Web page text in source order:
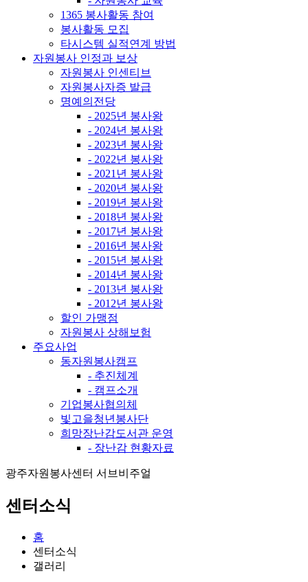
1365 봉사활동 참여
봉사활동 모집
타시스템 실적연계 방법
자원봉사 인정과 보상
자원봉사 인센티브
자원봉사자증 발급
명예의전당
- 2025년 봉사왕
- 2024년 봉사왕
- 2023년 봉사왕
- 2022년 봉사왕
- 2021년 봉사왕
- 2020년 봉사왕
- 2019년 봉사왕
- 2018년 봉사왕
- 2017년 봉사왕
- 2016년 봉사왕
- 2015년 봉사왕
- 2014년 봉사왕
- 2013년 봉사왕
- 2012년 봉사왕
할인 가맹점
자원봉사 상해보험
주요사업
동자원봉사캠프
- 추진체계
- 캠프소개
기업봉사협의체
빛고을청년봉사단
희망장난감도서관 운영
- 장난감 현황자료
광주자원봉사센터 서브비주얼
센터소식
홈
센터소식
갤러리